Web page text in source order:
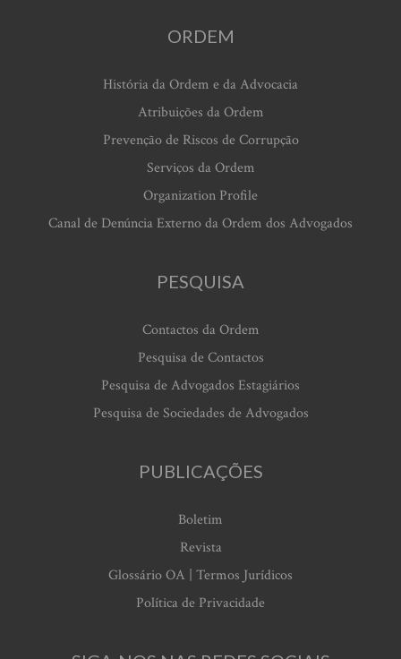
ORDEM
História da Ordem e da Advocacia
Atribuições da Ordem
Prevenção de Riscos de Corrupção
Serviços da Ordem
Organization Profile
Canal de Denúncia Externo da Ordem dos Advogados
PESQUISA
Contactos da Ordem
Pesquisa de Contactos
Pesquisa de Advogados Estagiários
Pesquisa de Sociedades de Advogados
PUBLICAÇÕES
Boletim
Revista
Glossário OA | Termos Jurídicos
Política de Privacidade